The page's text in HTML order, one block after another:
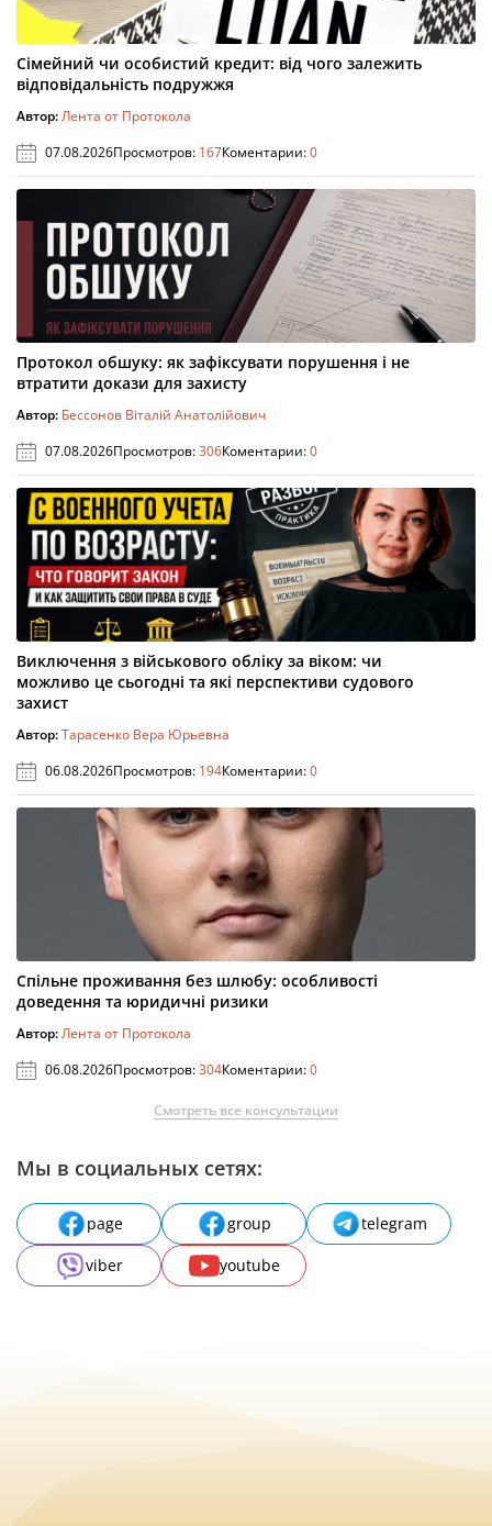
Сімейний чи особистий кредит: від чого залежить
відповідальність подружжя
Автор:Лента от Протокола
07.08.2026Просмотров: 167Коментарии:0
Протокол обшуку: як зафіксувати порушення і не
втратити докази для захисту
Автор: Бессонов Віталій Анатолійович
07.08.2026Просмотров:306Коментарии:0
Виключення з військового обліку за віком: чи
можливо це сьогодні та які перспективи судового
захист
Автор:Тарасенко Вера Юрьевна
06.08.2026Просмотров: 194Коментарии:0
Спільне проживання без шлюбу: особливості
доведення та юридичні ризики
Автор:Лента от Протокола
06.08.2026Просмотров:304Коментарии:0
Смотреть все консультации
Мы в социальных сетях:
page group
telegram
viber
youtube